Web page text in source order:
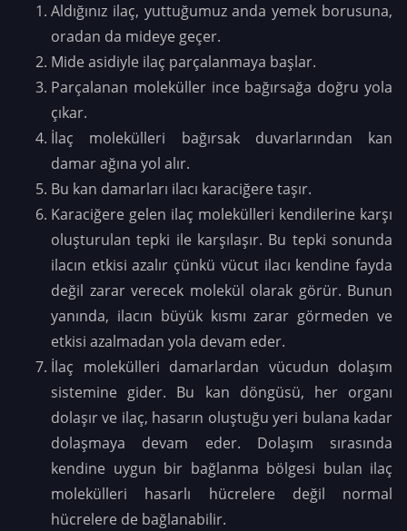
Aldığınız ilaç, yuttuğumuz anda yemek borusuna,
oradan da mideye geçer.
Mide asidiyle ilaç parçalanmaya başlar.
Parçalanan moleküller ince bağırsağa doğru yola
çıkar.
İlaç molekülleri bağırsak duvarlarından kan
damar ağına yol alır.
Bu kan damarları ilacı karaciğere taşır.
Karaciğere gelen ilaç molekülleri kendilerine karşı
oluşturulan tepki ile karşılaşır. Bu tepki sonunda
ilacın etkisi azalır çünkü vücut ilacı kendine fayda
değil zarar verecek molekül olarak görür. Bunun
yanında, ilacın büyük kısmı zarar görmeden ve
etkisi azalmadan yola devam eder.
İlaç molekülleri damarlardan vücudun dolaşım
sistemine gider. Bu kan döngüsü, her organı
dolaşır ve ilaç, hasarın oluştuğu yeri bulana kadar
dolaşmaya devam eder. Dolaşım sırasında
kendine uygun bir bağlanma bölgesi bulan ilaç
molekülleri hasarlı hücrelere değil normal
hücrelere de bağlanabilir.